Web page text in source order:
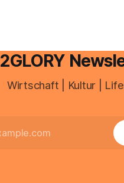
2GLORY
Wirtschaft | Kultur |